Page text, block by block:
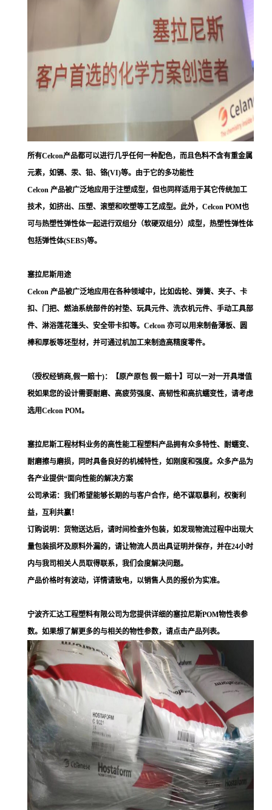
所有Celcon产品都可以进行几乎任何一种配色，而且色料不含有重金属
元素，如镉、汞、铅、铬(VI)等。由于它的多功能性
Celcon 产品被广泛地应用于注塑成型，但也同样适用于其它传统加工
技术，如挤出、压塑、滚塑和吹塑等工艺成型。此外，Celcon POM也
可与热塑性弹性体一起进行双组分（软硬双组分）成型，热塑性弹性体
包括弹性体(SEBS)等。
塞拉尼斯用途
Celcon 产品被广泛地应用在各种领域中，比如齿轮、弹簧、夹子、卡
扣、门把、燃油系统部件的衬垫、玩具元件、洗衣机元件、手动工具部
件、淋浴莲花篷头、安全带卡扣等。Celcon 亦可以用来制备薄板、圆
棒和厚板等坯型材，并可通过机加工来制造高精度零件。
（授权经销商,假一赔十)：【原产原包 假一赔十】可以一对一开具增值
税如果您的设计需要耐磨、高疲劳强度、高韧性和高抗蠕变性，请考虑
选用Celcon POM。
塞拉尼斯工程材料业务的高性能工程塑料产品拥有众多特性、耐蠕变、
耐磨擦与磨损，同时具备良好的机械特性，如刚度和强度。众多产品为
各产业提供“面向性能的解决方案
公司承诺：我们希望能够长期的与客户合作，绝不谋取暴利，权衡利
益，互利共赢！
订购说明：货物送达后，请时间检查外包装，如发现物流过程中出现大
量包装损坏及原料外漏的，请让物流人员出具证明并保存，并在24小时
内与我司相关人员取得联系，我们会度解决问题。
产品价格时有波动，详情请致电，以销售人员的报价为实准。
宁波齐汇达工程塑料有限公司为您提供详细的塞拉尼斯POM物性表参
数。如果想了解更多的与相关的物性参数，请点击产品列表。